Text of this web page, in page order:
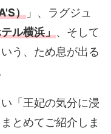
） 」、ラグジュ
ル横浜」、そして
いう、ため息が出る
「王妃の気分に浸
とめてご紹介しま